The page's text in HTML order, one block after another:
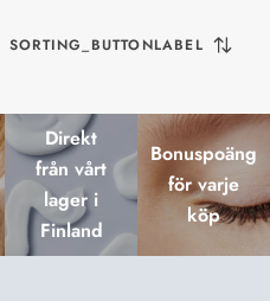
SORTING_BUTTONLABEL
Direkt
från vårt
lager i
Finland
Bonuspoäng
för varje
köp